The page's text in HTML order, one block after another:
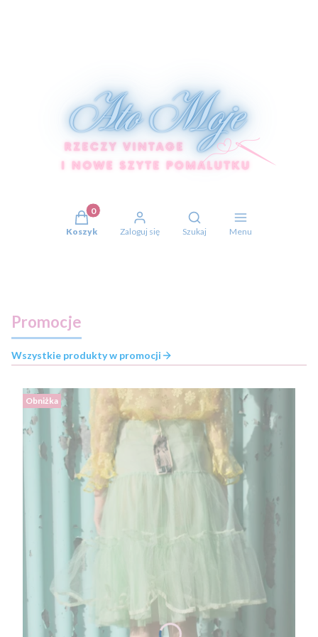
Produkty w koszyku: 0. Zobacz szczegóły
Koszyk Zaloguj się
Otwórz wyszukiwarkę
Szukaj Menu
Promocje
Wszystkie produkty w promocji
Obniżka